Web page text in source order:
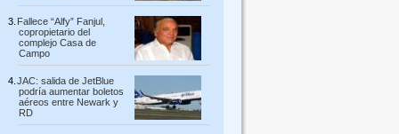
Fallece “Alfy” Fanjul,
copropietario del
complejo Casa de
Campo
JAC: salida de JetBlue
podría aumentar boletos
aéreos entre Newark y
RD